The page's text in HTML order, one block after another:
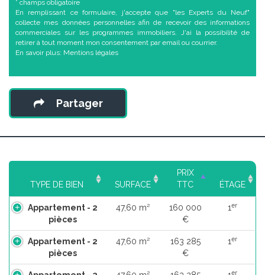
* champs obligatoire
En remplissant ce formulaire, j'accepte que "les Experts du Neuf"
collecte mes données personnelles afin de recevoir des informations
commerciales sur les programmes immobiliers. J'ai la possibilité de
retirer à tout moment mon consentement par email ou courrier.
En savoir plus: Mentions légales
Partager
TYPE DE BIEN SURFACE
PRIX
TTC
ÉTAGE
Appartement - 2
pièces
47,60 m²
160 000
€
1er
Appartement - 2
pièces
47,60 m²
163 285
€
1er
er